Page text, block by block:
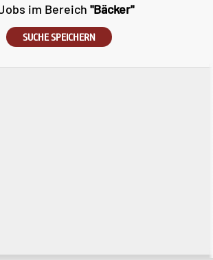
im Bereich "Bäcker"
SUCHE SPEICHERN